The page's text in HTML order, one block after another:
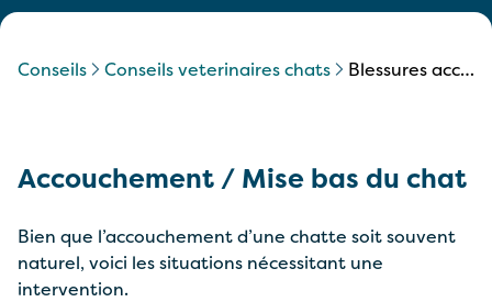
Conseils conseils veterinaires chats blessures accidents chat
Accouchement / Mise bas du chat
Bien que l’accouchement d’une chatte soit souvent
naturel, voici les situations nécessitant une
intervention.